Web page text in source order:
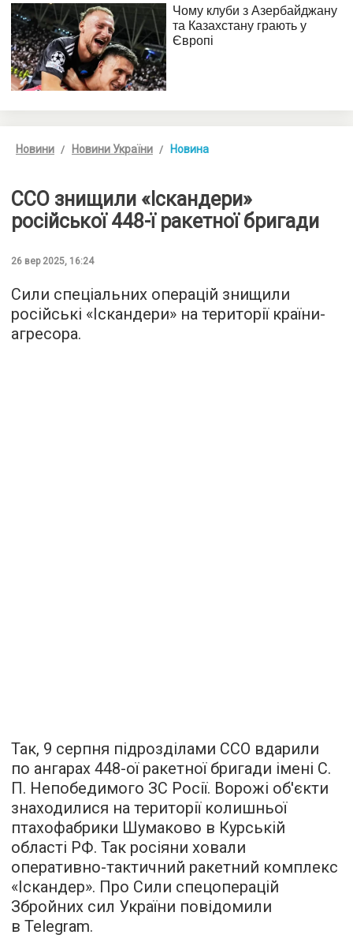
Новини Новини України Новина
ССО знищили «Іскандери»
російської 448-ї ракетної бригади
26 вер 2025, 16:24
Сили спеціальних операцій знищили
російські «Іскандери» на території країни-
агресора.
Так, 9 серпня підрозділами ССО вдарили
по ангарах 448-ої ракетної бригади імені С.
П. Непобедимого ЗС Росії. Ворожі об'єкти
знаходилися на території колишньої
птахофабрики Шумаково в Курській
області РФ. Так росіяни ховали
оперативно-тактичний ракетний комплекс
«Іскандер». Про Сили спецоперацій
Збройних сил України повідомили
в Telegram.